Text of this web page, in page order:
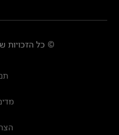
© כל הזכויות